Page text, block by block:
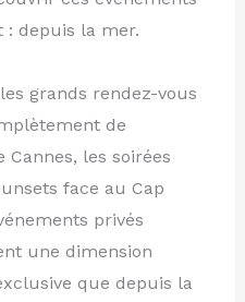
: depuis la mer.
grands rendez-vous
de
Cannes, les soirées
face au Cap
privés
une dimension
que depuis la